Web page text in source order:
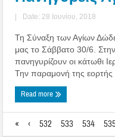
| Date: 28 Ιουνίου, 2018
Τη Σύναξη των Αγίων
μας το Σάββατο 30/6.
πανηγυρίζουν οι κάτωθι
Την παραμονή της εορτής
Read more
« ‹ 532 533 534